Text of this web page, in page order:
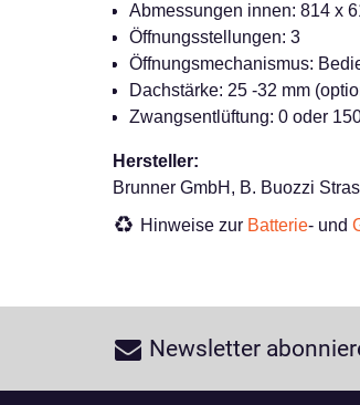
Abmessungen innen: 814 x
Öffnungsstellungen: 3
Öffnungsmechanismus:
Dachstärke: 25 -32 mm
Zwangsentlüftung: 0 oder
Hersteller:
Brunner GmbH, B. Buozzi
Hinweise zur Batterie- und
Newsletter